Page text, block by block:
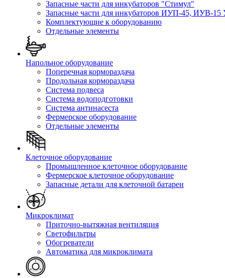
Запасные части для инкубаторов "Стимул"
Запасные части для инкубаторов ИУП-45, ИУВ-15
Комплектующие к оборудованию
Отдельные элементы
Напольное оборудование
Поперечная кормораздача
Продольная кормораздача
Система подвеса
Система водоподготовки
Система антинасеста
Фермерское оборудование
Отдельные элементы
Клеточное оборудование
Промышленное клеточное оборудование
Фермерское клеточное оборудование
Запасные детали для клеточной батареи
Микроклимат
Приточно-вытяжная вентиляция
Светофильтры
Обогреватели
Автоматика для микроклимата